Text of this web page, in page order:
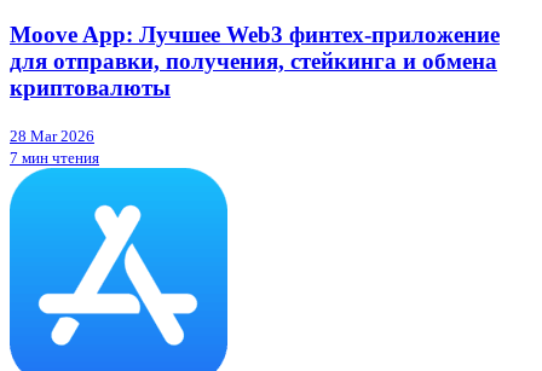
Moove App: Лучшее Web3 финтех-приложение
для отправки, получения, стейкинга и обмена
криптовалюты
28 Mar 2026
7 мин чтения